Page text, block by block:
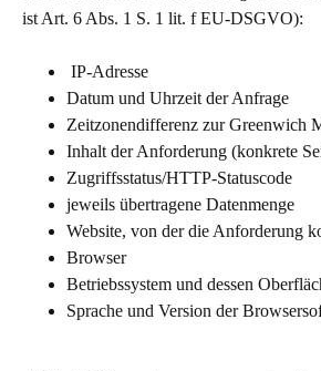
ist Art. 6 Abs. 1 S. 1 lit. f EU-DSGVO):
IP-Adresse
Datum und Uhrzeit der Anfrage
Zeitzonendifferenz zur Greenwich
Inhalt der Anforderung (konkrete
Zugriffsstatus/HTTP-Statuscode
jeweils übertragene Datenmenge
Website, von der die Anforderung
Browser
Betriebssystem und dessen
Sprache und Version der